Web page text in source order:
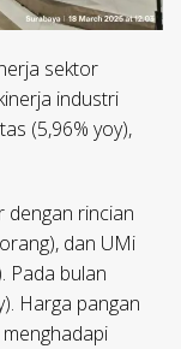
sektor
industri
(5,96% yoy),
dengan rincian
dan UMi
Pada bulan
Harga pangan